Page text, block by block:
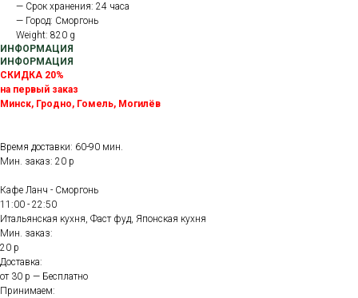
— Срок хранения: 24 часа
— Город: Сморгонь
Weight: 820 g
ИНФОРМАЦИЯ
ИНФОРМАЦИЯ
СКИДКА 20%
на первый заказ
Минск, Гродно, Гомель, Могилёв
Время доставки: 60-90 мин.
Мин. заказ: 20 р
Кафе Ланч - Сморгонь
11:00 - 22:50
Итальянская кухня, Фаст фуд, Японская кухня
Мин. заказ:
20 р
Доставка:
от 30 р — Бесплатно
Принимаем: